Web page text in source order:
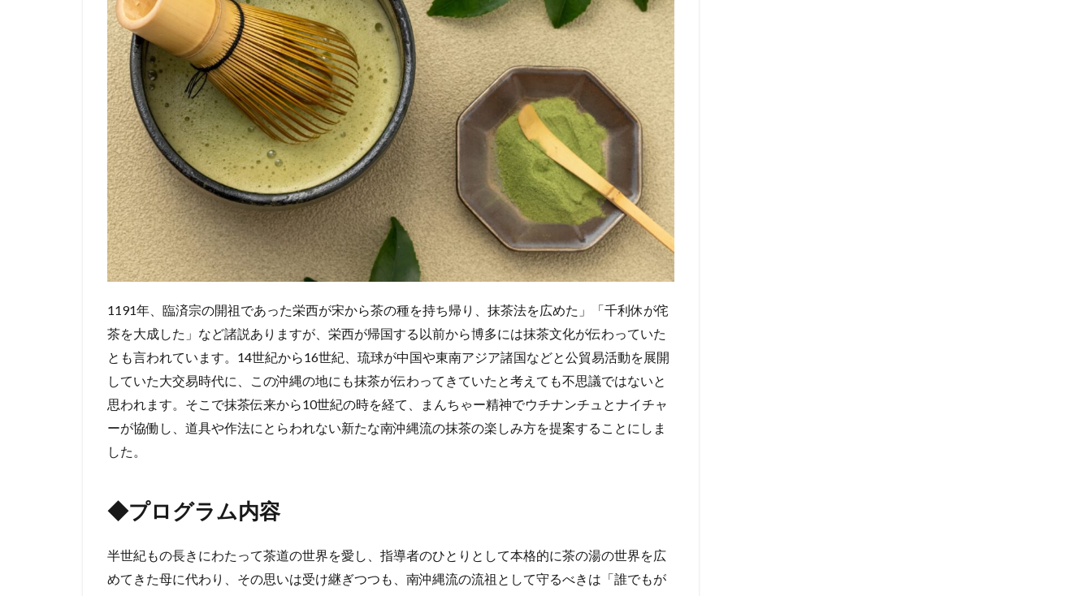
1191年、臨済宗の開祖であった栄西が宋から茶の種を持ち帰り、抹茶法を広めた」「千利休が侘
茶を大成した」など諸説ありますが、栄西が帰国する以前から博多には抹茶文化が伝わっていた
とも言われています。14世紀から16世紀、琉球が中国や東南アジア諸国などと公貿易活動を展開
していた大交易時代に、この沖縄の地にも抹茶が伝わってきていたと考えても不思議ではないと
思われます。そこで抹茶伝来から10世紀の時を経て、まんちゃー精神でウチナンチュとナイチャ
ーが協働し、道具や作法にとらわれない新たな南沖縄流の抹茶の楽しみ方を提案することにしま
した。
◆プログラム内容
半世紀もの長きにわたって茶道の世界を愛し、指導者のひとりとして本格的に茶の湯の世界を広
めてきた母に代わり、その思いは受け継ぎつつも、南沖縄流の流祖として守るべきは「誰でもが